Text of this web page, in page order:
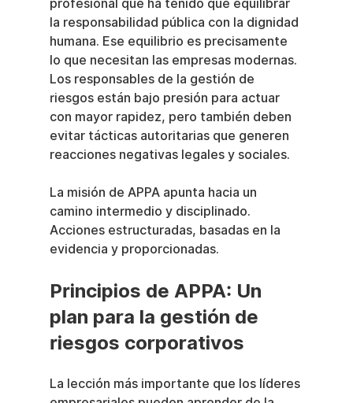
profesional que ha tenido que equilibrar
la responsabilidad pública con la dignidad
humana. Ese equilibrio es precisamente
lo que necesitan las empresas modernas.
Los responsables de la gestión de
riesgos están bajo presión para actuar
con mayor rapidez, pero también deben
evitar tácticas autoritarias que generen
reacciones negativas legales y sociales.
La misión de APPA apunta hacia un
camino intermedio y disciplinado.
Acciones estructuradas, basadas en la
evidencia y proporcionadas.
Principios de APPA: Un
plan para la gestión de
riesgos corporativos
La lección más importante que los líderes